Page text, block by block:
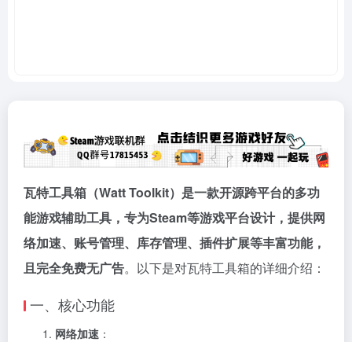
瓦特工具箱（Watt Toolkit）是一款开源跨平台的多功
能游戏辅助工具，专为Steam等游戏平台设计，提供网
络加速、账号管理、库存管理、插件扩展等丰富功能，
且完全免费无广告。以下是对瓦特工具箱的详细介绍：
一、核心功能
网络加速 ：